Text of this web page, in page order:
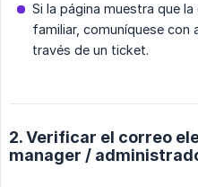
Si la página muestra que
familiar, comuníquese con
través de un ticket.
2. Verificar el correo
manager /